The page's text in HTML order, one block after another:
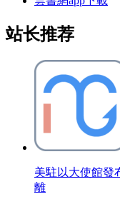
站长推荐
美駐以大使館發
離